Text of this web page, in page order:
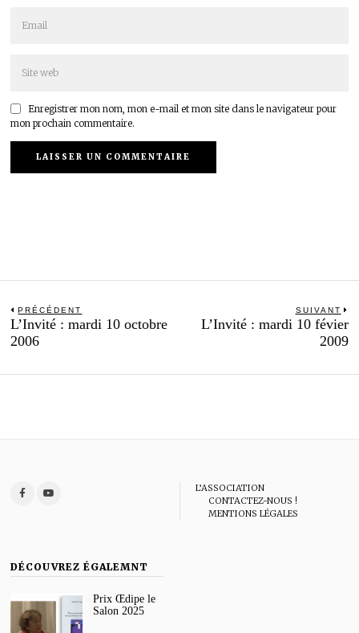
Enregistrer mon nom, mon e-mail et mon site dans le navigateur pour
mon prochain commentaire.
Navigation
de
l’article
PRÉCÉDENT
Previous
post:
L’Invité : mardi 10 octobre
2006
SUIVANT
L’Invité : mardi 10 févier
2009
L’ASSOCIATION
CONTACTEZ-NOUS !
MENTIONS LÉGALES
DÉCOUVREZ ÉGALEMNT
Prix Œdipe le
Salon 2025